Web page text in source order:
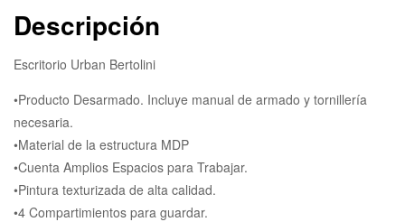
Descripción
Escritorio Urban Bertolini
•Producto Desarmado. Incluye manual de armado y tornillería
necesaria.
•Material de la estructura MDP
•Cuenta Amplios Espacios para Trabajar.
•Pintura texturizada de alta calidad.
•4 Compartimientos para guardar.